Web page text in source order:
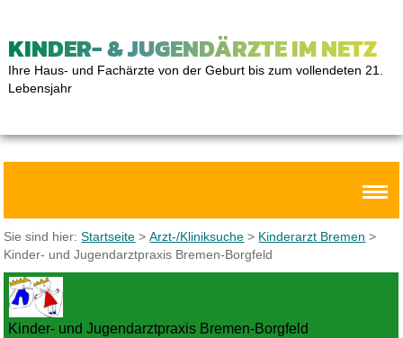
KINDER- & JUGENDÄRZTE IM NETZ
Ihre Haus- und Fachärzte von der Geburt bis zum vollendeten 21.
Lebensjahr
Sie sind hier:Startseite >Arzt-/Kliniksuche > Kinderarzt Bremen >
Kinder- und Jugendarztpraxis Bremen-Borgfeld
Kinder- und Jugendarztpraxis Bremen-Borgfeld